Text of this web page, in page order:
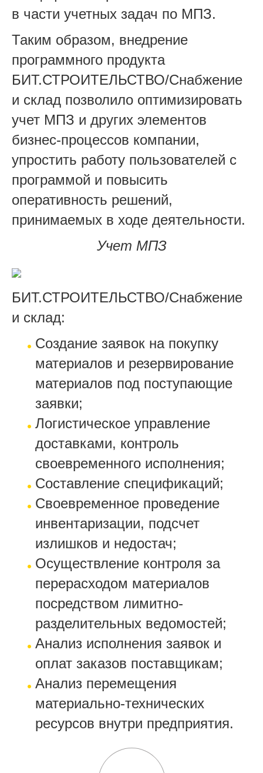
в части учетных задач по МПЗ.
Таким образом, внедрение
программного продукта
БИТ.СТРОИТЕЛЬСТВО/Снабжение
и склад позволило оптимизировать
учет МПЗ и других элементов
бизнес-процессов компании,
упростить работу пользователей с
программой и повысить
оперативность решений,
принимаемых в ходе деятельности.
Учет МПЗ
БИТ.СТРОИТЕЛЬСТВО/Снабжение
и склад:
Создание заявок на покупку
материалов и резервирование
материалов под поступающие
заявки;
Логистическое управление
доставками, контроль
своевременного исполнения;
Составление спецификаций;
Своевременное проведение
инвентаризации, подсчет
излишков и недостач;
Осуществление контроля за
перерасходом материалов
посредством лимитно-
разделительных ведомостей;
Анализ исполнения заявок и
оплат заказов поставщикам;
Анализ перемещения
материально-технических
ресурсов внутри предприятия.